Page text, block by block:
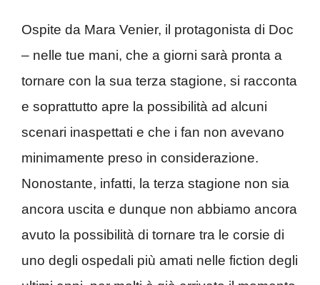
Ospite da Mara Venier, il protagonista di Doc
– nelle tue mani, che a giorni sarà pronta a
tornare con la sua terza stagione, si racconta
e soprattutto apre la possibilità ad alcuni
scenari inaspettati e che i fan non avevano
minimamente preso in considerazione.
Nonostante, infatti, la terza stagione non sia
ancora uscita e dunque non abbiamo ancora
avuto la possibilità di tornare tra le corsie di
uno degli ospedali più amati nelle fiction degli